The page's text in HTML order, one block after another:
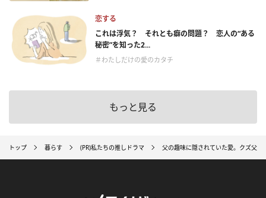
恋する
これは浮気？ それとも癖の問題？ 恋人の“ある
秘密”を知った2...
＃わたしだけの愛のカタチ
もっと見る
トップ 暮らす (PR)私たちの推しドラマ 父の趣味に隠されていた愛。クズ父